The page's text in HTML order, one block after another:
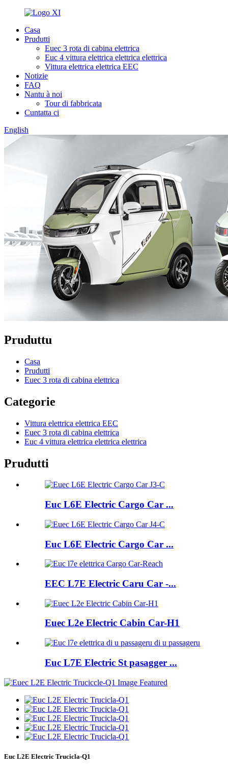
Casa
Prudutti
Euec 3 rota di cabina elettrica
Euc 4 vittura elettrica elettrica elettrica
Vittura elettrica elettrica EEC
Notizie
FAQ
Nantu à noi
Tour di fabbricata
Cuntatta ci
English
Pruduttu
Casa
Prudutti
Euec 3 rota di cabina elettrica
Categorie
Vittura elettrica elettrica EEC
Euec 3 rota di cabina elettrica
Euc 4 vittura elettrica elettrica elettrica
Prudutti
Euc L6E Electric Cargo Car ...
Euc L6E Electric Cargo Car ...
EEC L7E Electric Caru Car -...
Euec L2e Electric Cabin Car-H1
Euc L7E Electric St pasagger ...
Euc L2E Electric Trucicla-Q1